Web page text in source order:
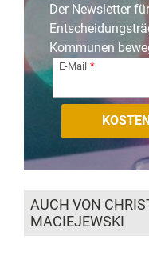
Der Newsletter
Kommunen
E-Mail
AUCH VON
MACIEJEWSKI